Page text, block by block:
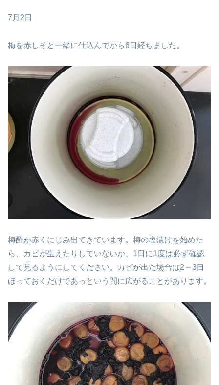
7月2日
梅を赤しそと一緒に仕込んでから6日経ちました。
梅酢が赤くにじみ出てきています。梅の塩漬けを始めた
ら、カビが生えたりしていないか、1日に1度は必ず確認
して見るようにしてください。カビが出た場合は2～3日
ほっておくだけであっという間に広がることがあります。